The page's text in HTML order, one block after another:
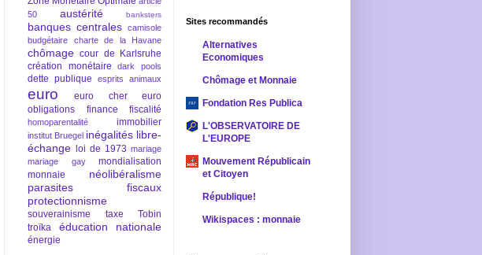
50
austérité banksters
banques centrales camisole
budgétaire
charte de la Havane
chômage cour de Karlsruhe
création monétaire
dark pools
dette publique esprits animaux
euro euro cher
euro
obligations
finance fiscalité
homoparentalité immobilier
institut Bruegel inégalités libre-
échange
loi de 1973 mariage
mariage gay
mondialisation
monnaie
néolibéralisme
parasites fiscaux
protectionnisme
souverainisme
taxe Tobin
troïka
éducation nationale
énergie
Sites recommandés
Alternatives
Economiques
Chômage et Monnaie
Fondation Res Publica
L'OBSERVATOIRE DE
L'EUROPE
Mouvement Républicain
et Citoyen
République!
Wikispaces : monnaie